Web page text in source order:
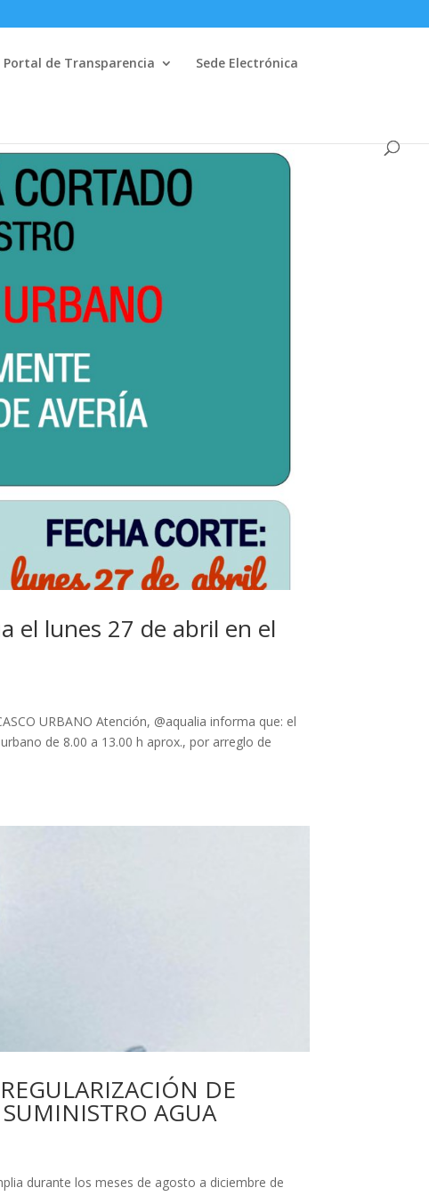
Portal de Transparencia Sede Electrónica
el lunes 27 de abril en el
URBANO Atención, @aqualia informa que: el
de 8.00 a 13.00 h aprox., por arreglo de
DE
AGUA
durante los meses de agosto a diciembre de